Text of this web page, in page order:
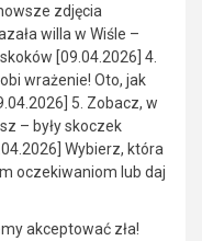
zdjęcia
willa w Wiśle –
[09.04.2026] 4.
wrażenie! Oto, jak
5. Zobacz, w
– były skoczek
Wybierz, która
oczekiwaniom lub daj
akceptować zła!